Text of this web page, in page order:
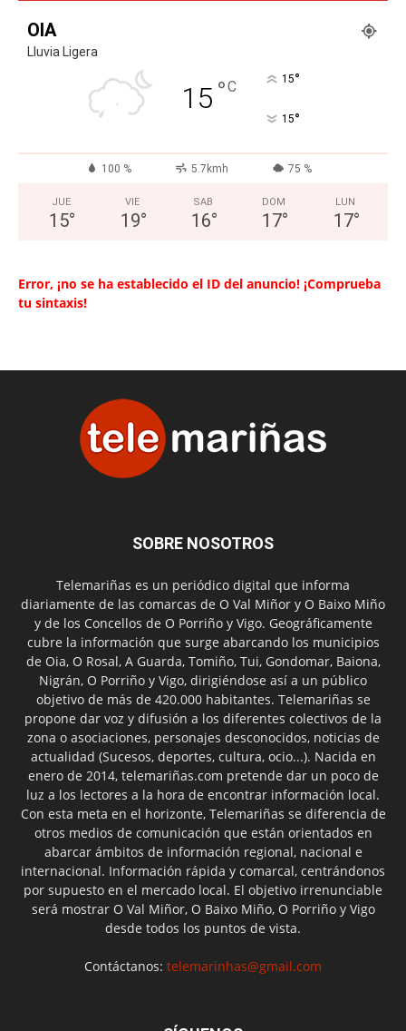
OIA
Lluvia Ligera
15 °C 15°
15°
100 % 5.7kmh 75 %
JUE
15°
VIE
19°
SAB
16°
DOM
17°
LUN
17°
Error, ¡no se ha establecido el ID del anuncio! ¡Comprueba
tu sintaxis!
SOBRE NOSOTROS
Telemariñas es un periódico digital que informa
diariamente de las comarcas de O Val Miñor y O Baixo Miño
y de los Concellos de O Porriño y Vigo. Geográficamente
cubre la información que surge abarcando los municipios
de Oia, O Rosal, A Guarda, Tomiño, Tui, Gondomar, Baiona,
Nigrán, O Porriño y Vigo, dirigiéndose así a un público
objetivo de más de 420.000 habitantes. Telemariñas se
propone dar voz y difusión a los diferentes colectivos de la
zona o asociaciones, personajes desconocidos, noticias de
actualidad (Sucesos, deportes, cultura, ocio...). Nacida en
enero de 2014, telemariñas.com pretende dar un poco de
luz a los lectores a la hora de encontrar información local.
Con esta meta en el horizonte, Telemariñas se diferencia de
otros medios de comunicación que están orientados en
abarcar ámbitos de información regional, nacional e
internacional. Información rápida y comarcal, centrándonos
por supuesto en el mercado local. El objetivo irrenunciable
será mostrar O Val Miñor, O Baixo Miño, O Porriño y Vigo
desde todos los puntos de vista.
Contáctanos: telemarinhas@gmail.com